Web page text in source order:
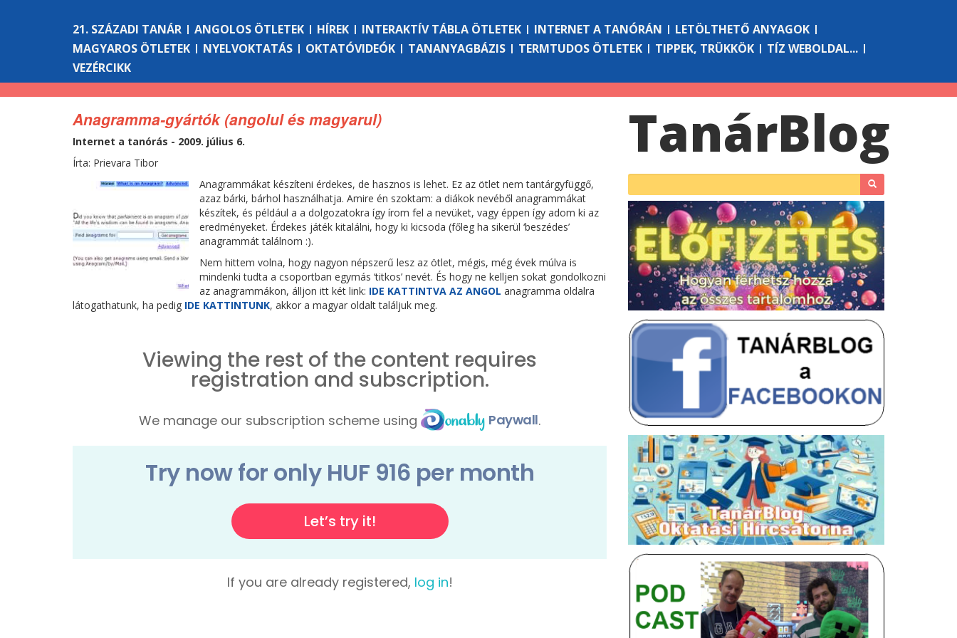
21. SZÁZADI TANÁR ANGOLOS ÖTLETEK HÍREK INTERAKTÍV TÁBLA ÖTLETEK INTERNET A TANÓRÁN
LETÖLTHETŐ ANYAGOK
MAGYAROS ÖTLETEK
NYELVOKTATÁS OKTATÓVIDEÓK TANANYAGBÁZIS TERMTUDOS ÖTLETEK TIPPEK, TRÜKKÖK
TÍZ WEBOLDAL...
VEZÉRCIKK
Anagramma-gyártók (angolul és magyarul)
Internet a tanórás - 2009. július 6.
Írta: Prievara Tibor
Anagrammákat készíteni érdekes, de hasznos is lehet. Ez az ötlet nem tantárgyfüggő,
azaz bárki, bárhol használhatja. Amire én szoktam: a diákok nevéből anagrammákat
készítek, és például a a dolgozatokra így írom fel a nevüket, vagy éppen így adom ki az
eredményeket. Érdekes játék kitalálni, hogy ki kicsoda (főleg ha sikerül ‘beszédes’
anagrammát találnom :).
Nem hittem volna, hogy nagyon népszerű lesz az ötlet, mégis, még évek múlva is
mindenki tudta a csoportban egymás ‘titkos’ nevét. És hogy ne kelljen sokat gondolkozni
az anagrammákon, álljon itt két link: IDE KATTINTVA AZ ANGOLanagramma oldalra
látogathatunk, ha pedig IDE KATTINTUNK, akkor a magyar oldalt találjuk meg.
TanárBlog